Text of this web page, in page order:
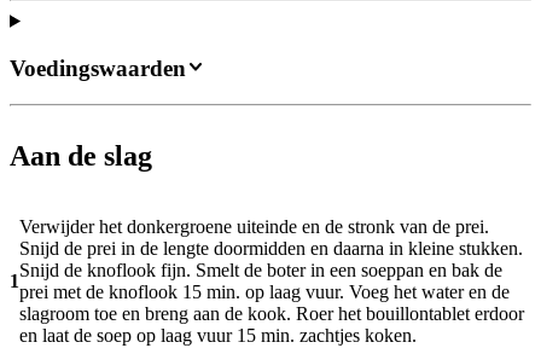
Aan de slag
1
Verwijder het donkergroene uiteinde en de stronk van de prei.
Snijd de prei in de lengte doormidden en daarna in kleine stukken.
Snijd de knoflook fijn. Smelt de boter in een soeppan en bak de
prei met de knoflook 15 min. op laag vuur. Voeg het water en de
slagroom toe en breng aan de kook. Roer het bouillontablet erdoor
en laat de soep op laag vuur 15 min. zachtjes koken.
Voedingswaarden